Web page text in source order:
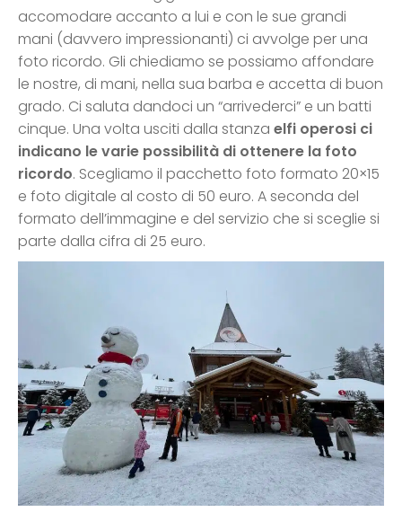
accomodare accanto a lui e con le sue grandi
mani (davvero impressionanti) ci avvolge per una
foto ricordo. Gli chiediamo se possiamo affondare
le nostre, di mani, nella sua barba e accetta di buon
grado. Ci saluta dandoci un “arrivederci” e un batti
cinque. Una volta usciti dalla stanza elfi operosi ci
indicano le varie possibilità di ottenere la foto
ricordo. Scegliamo il pacchetto foto formato 20×15
e foto digitale al costo di 50 euro. A seconda del
formato dell’immagine e del servizio che si sceglie si
parte dalla cifra di 25 euro.